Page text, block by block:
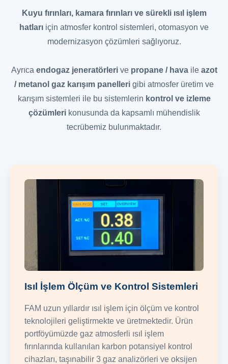
Kuyu fırınları, kamara fırınları ve sürekli ısıl işlem
hatları için atmosfer kontrol sistemleri, otomasyon ve
modernizasyon çözümleri sağlıyoruz.
Ayrıca endogaz jeneratörlerive propane / hava ile azot
/ metanol gaz karışım panelleri gibi atmosfer üretim ve
karışım sistemleri ile bu sistemlerin kontrol ve izleme
çözümlerikonusunda da kapsamlı mühendislik
tecrübemiz bulunmaktadır.
Isıl İşlem Ölçüm ve Kontrol Sistemleri
FAM uzun yıllardır ısıl işlem için ölçüm ve kontrol
teknolojileri geliştirmekte ve üretmektedir. Ürün
portföyümüzde gaz atmosferli ısıl işlem
fırınlarında kullanılan karbon potansiyel kontrol
cihazları, taşınabilir 3 gaz analizörleri ve oksijen